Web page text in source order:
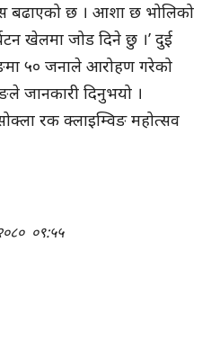
बढाएको छ । आशा छ भोलिको
खेलमा जोड दिने छु ।’ दुई
५० जनाले आरोहण गरेको
जानकारी दिनुभयो ।
रक क्लाइम्विङ महोत्सव
०९:५५